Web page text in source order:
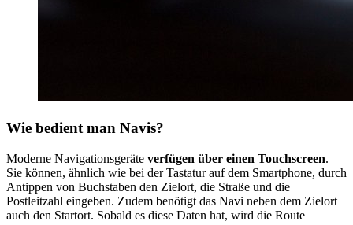
Wie bedient man Navis?
Moderne Navigationsgeräte verfügen über einen Touchscreen.
Sie können, ähnlich wie bei der Tastatur auf dem Smartphone, durch
Antippen von Buchstaben den Zielort, die Straße und die
Postleitzahl eingeben. Zudem benötigt das Navi neben dem Zielort
auch den Startort. Sobald es diese Daten hat, wird die Route